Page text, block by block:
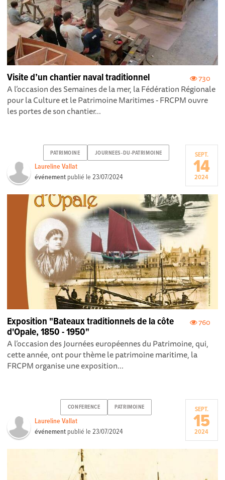
730
Visite d’un chantier naval traditionnel
A l’occasion des Semaines de la mer , la Fédération Régionale
pour la Culture et le Patrimoine Maritimes - FRCPM ouvre
les portes de son chantier...
PATRIMOINE JOURNEES-DU-PATRIMOINE
Laureline Vallat
événement publié le23/07/2024
SEPT.
14
2024
760
Exposition "Bateaux traditionnels de la côte
d'Opale, 1850 - 1950"
A l’occasion des Journées européennes du Patrimoine, qui,
cette année, ont pour thème le patrimoine maritime, la
FRCPM organise une exposition...
CONFERENCE PATRIMOINE
Laureline Vallat
événement publié le23/07/2024
SEPT.
15
2024